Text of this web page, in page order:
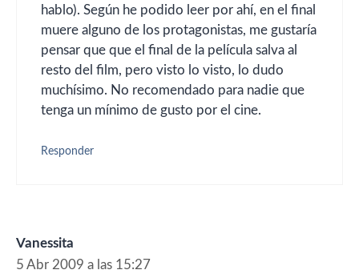
hablo). Según he podido leer por ahí, en el final
muere alguno de los protagonistas, me gustaría
pensar que que el final de la película salva al
resto del film, pero visto lo visto, lo dudo
muchísimo. No recomendado para nadie que
tenga un mínimo de gusto por el cine.
Responder
Vanessita
5 Abr 2009 a las 15:27